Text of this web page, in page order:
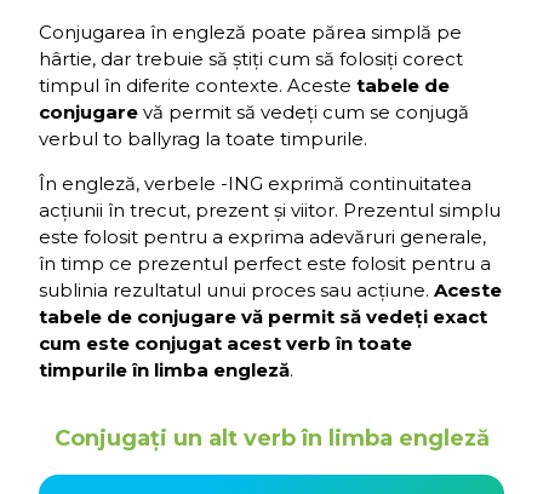
Conjugarea în engleză poate părea simplă pe
hârtie, dar trebuie să știți cum să folosiți corect
timpul în diferite contexte. Aceste tabele de
conjugare vă permit să vedeți cum se conjugă
verbul to ballyrag la toate timpurile.
În engleză, verbele -ING exprimă continuitatea
acțiunii în trecut, prezent și viitor. Prezentul simplu
este folosit pentru a exprima adevăruri generale,
în timp ce prezentul perfect este folosit pentru a
sublinia rezultatul unui proces sau acțiune. Aceste
tabele de conjugare vă permit să vedeți exact
cum este conjugat acest verb în toate
timpurile în limba engleză.
Conjugați un alt verb în limba engleză